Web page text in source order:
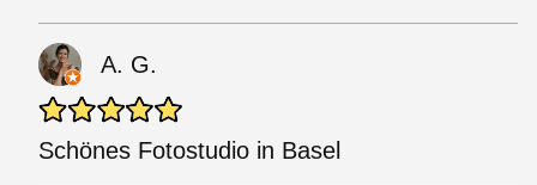
A. G.
Schönes Fotostudio in Basel